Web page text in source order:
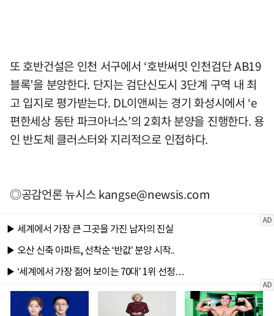
또 호반건설은 인천 서구에서 ‘호반써밋 인천검단 AB19
블록’을 분양한다. 단지는 검단신도시 3단계 구역 내 최
고 입지로 평가받는다. DL이앤씨는 경기 화성시에서 ‘e
편한세상 동탄 파크아너스’의 2회차 분양을 진행한다. 용
인 반도체 클러스터와 지리적으로 인접하다.
◎공감언론 뉴시스kangse@newsis.com